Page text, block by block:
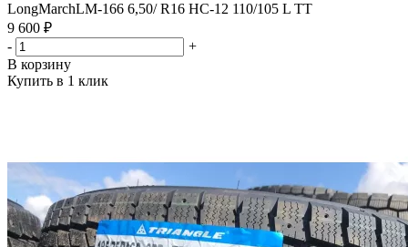
LongMarchLM-166 6,50/ R16 HC-12 110/105 L TT
9 600 ₽
-
+
В корзину
Купить в 1 клик